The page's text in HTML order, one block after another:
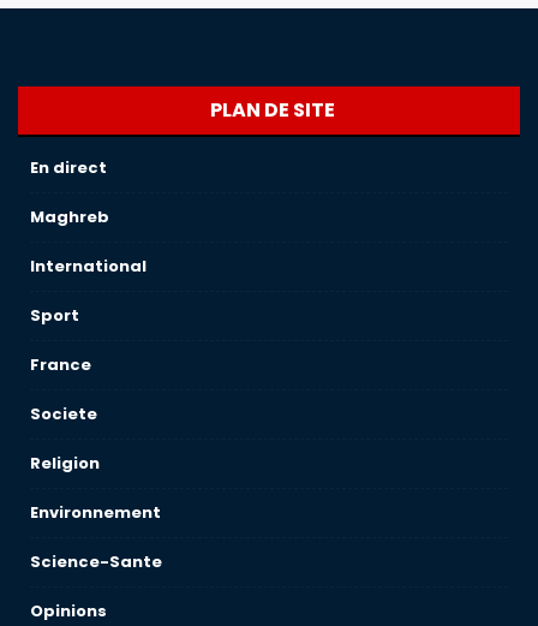
PLAN DE SITE
En direct
Maghreb
International
Sport
France
Societe
Religion
Environnement
Science-Sante
Opinions